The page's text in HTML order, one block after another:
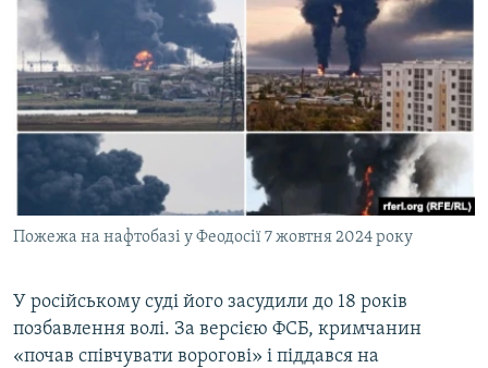
Пожежа на нафтобазі у Феодосії 7 жовтня 2024 року
У російському суді його засудили до 18 років
позбавлення волі. За версією ФСБ, кримчанин
«почав співчувати ворогові» і піддався на